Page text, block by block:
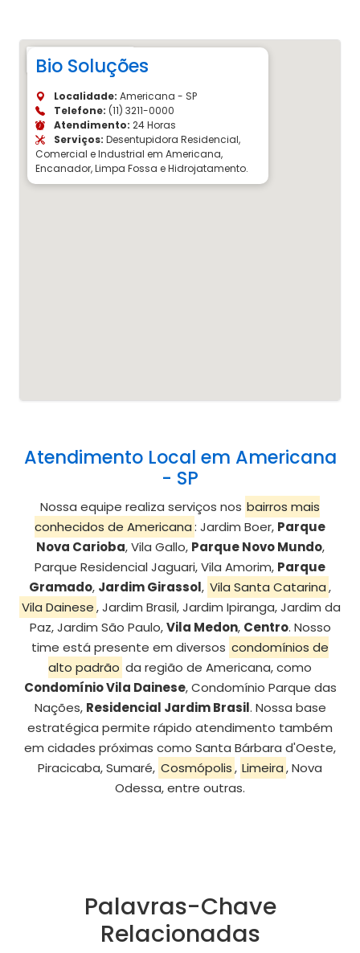
Bio Soluções
Localidade: Americana - SP
Telefone: (11) 3211-0000
Atendimento: 24 Horas
Serviços: Desentupidora Residencial,
Comercial e Industrial em Americana,
Encanador, Limpa Fossa e Hidrojatamento.
Atendimento Local em Americana
- SP
Nossa equipe realiza serviços nos bairros mais
conhecidos de Americana: Jardim Boer, Parque
Nova Carioba, Vila Gallo, Parque Novo Mundo,
Parque Residencial Jaguari, Vila Amorim, Parque
Gramado, Jardim Girassol, Vila Santa Catarina,
Vila Dainese, Jardim Brasil, Jardim Ipiranga, Jardim da
Paz, Jardim São Paulo,Vila Medon, Centro. Nosso
time está presente em diversos condomínios de
alto padrão da região de Americana, como
Condomínio Vila Dainese, Condomínio Parque das
Nações, Residencial Jardim Brasil. Nossa base
estratégica permite rápido atendimento também
em cidades próximas como Santa Bárbara d'Oeste,
Piracicaba, Sumaré, Cosmópolis, Limeira, Nova
Odessa, entre outras.
Palavras-Chave
Relacionadas